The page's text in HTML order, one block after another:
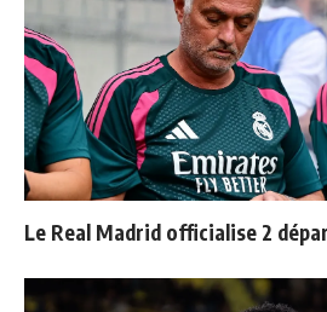
Le Real Madrid officialise 2